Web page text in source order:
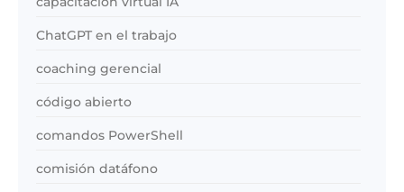
ChatGPT en el trabajo
coaching gerencial
código abierto
comandos PowerShell
comisión datáfono